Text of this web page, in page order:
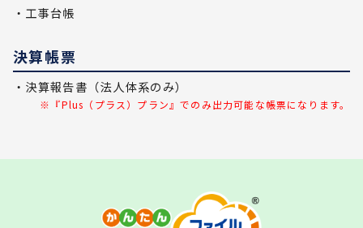
・工事台帳
決算帳票
・決算報告書（法人体系のみ）
※『Plus（プラス）プラン』でのみ出力可能な帳票になります。